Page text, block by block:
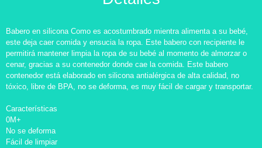
Babero en silicona Como es acostumbrado mientra alimenta a su bebé,
este deja caer comida y ensucia la ropa. Este babero con recipiente le
permitirá mantener limpia la ropa de su bebé al momento de almorzar o
cenar, gracias a su contenedor donde cae la comida. Este babero
contenedor está elaborado en silicona antialérgica de alta calidad, no
tóxico, libre de BPA, no se deforma, es muy fácil de cargar y transportar.
Características
0M+
No se deforma
Fácil de limpiar